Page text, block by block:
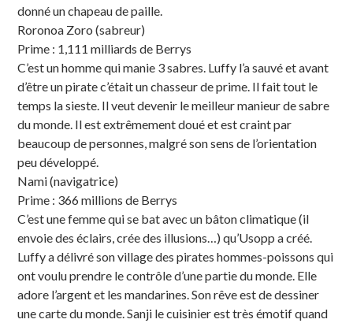
donné un chapeau de paille.
Roronoa Zoro (sabreur)
Prime : 1,111 milliards de Berrys
C’est un homme qui manie 3 sabres. Luffy l’a sauvé et avant
d’être un pirate c’était un chasseur de prime. Il fait tout le
temps la sieste. Il veut devenir le meilleur manieur de sabre
du monde. Il est extrêmement doué et est craint par
beaucoup de personnes, malgré son sens de l’orientation
peu développé.
Nami (navigatrice)
Prime : 366 millions de Berrys
C’est une femme qui se bat avec un bâton climatique (il
envoie des éclairs, crée des illusions…) qu’Usopp a créé.
Luffy a délivré son village des pirates hommes-poissons qui
ont voulu prendre le contrôle d’une partie du monde. Elle
adore l’argent et les mandarines. Son rêve est de dessiner
une carte du monde. Sanji le cuisinier est très émotif quand